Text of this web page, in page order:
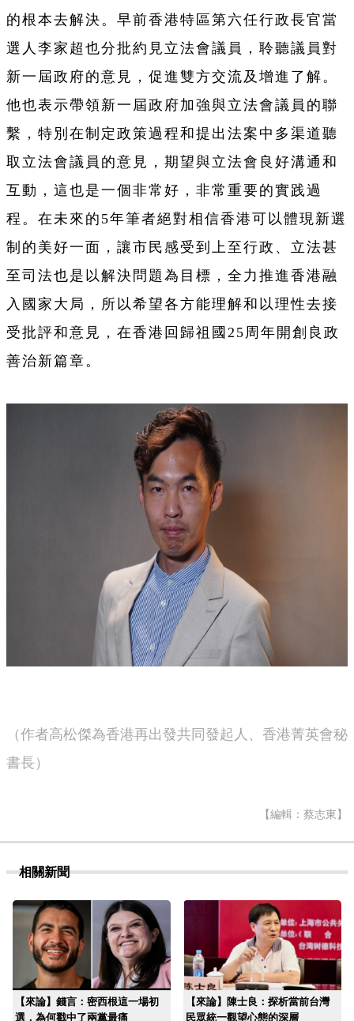
的根本去解決。早前香港特區第六任行政長官當
選人李家超也分批約見立法會議員，聆聽議員對
新一屆政府的意見，促進雙方交流及增進了解。
他也表示帶領新一屆政府加強與立法會議員的聯
繫，特別在制定政策過程和提出法案中多渠道聽
取立法會議員的意見，期望與立法會良好溝通和
互動，這也是一個非常好，非常重要的實践過
程。在未來的5年筆者絕對相信香港可以體現新選
制的美好一面，讓市民感受到上至行政、立法甚
至司法也是以解決問題為目標，全力推進香港融
入國家大局，所以希望各方能理解和以理性去接
受批評和意見，在香港回歸祖國25周年開創良政
善治新篇章。
（作者高松傑為香港再出發共同發起人、香港菁英會秘
書長）
【編輯：蔡志東】
相關新聞
【來論】錢言：密西根這一場初
選，為何戳中了兩黨最痛
【來論】陳士良：探析當前台灣
民眾統一觀望心態的深層